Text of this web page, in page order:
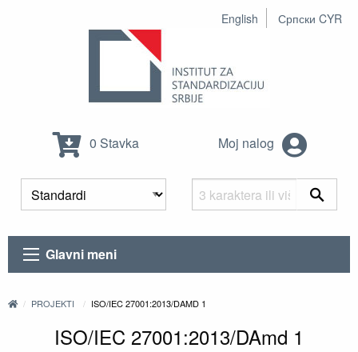
English Српски CYR
0 Stavka Moj nalog
Glavni meni
PROJEKTI ISO/IEC 27001:2013/DAMD 1
ISO/IEC 27001:2013/DAmd 1